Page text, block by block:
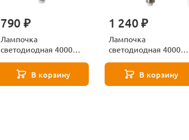
790 ₽
Лампочка
светодиодная 4000К
271 8587В корзину
1 240 ₽
Лампочка
светодиодная 4000К
271 8588В корзину